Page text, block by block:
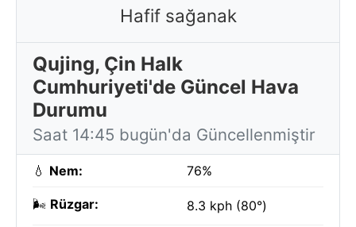
Hafif sağanak
Qujing, Çin Halk
Cumhuriyeti'de Güncel Hava
Durumu
Saat 14:45 bugün'da Güncellenmiştir
💧 Nem: 76%
🌬️ Rüzgar: 8.3 kph (80°)